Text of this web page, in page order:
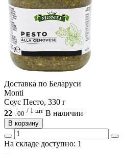
Доcтавка по Беларуси
Monti
Соус Песто, 330 г
22
00 / 1 шт В наличии
В корзину
На складе доступно: 1